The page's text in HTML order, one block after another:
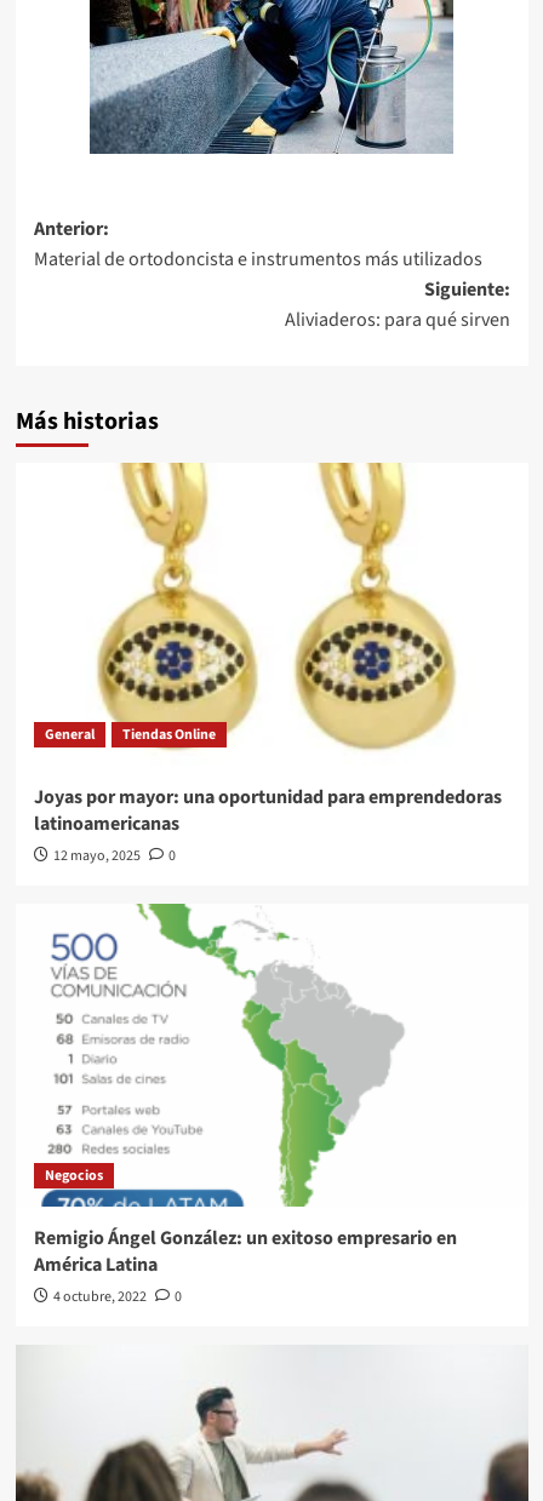
Navegación
de
Anterior:
Material de ortodoncista e instrumentos más utilizados
Siguiente:
Aliviaderos: para qué sirven
Más historias
General Tiendas Online
Joyas por mayor: una oportunidad para emprendedoras
latinoamericanas
12 mayo, 2025 0
Negocios
Remigio Ángel González: un exitoso empresario en
América Latina
4 octubre, 2022 0